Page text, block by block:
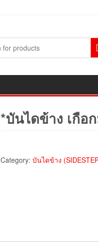
*บันไดข้าง เกือ
Category: บันไดข้าง